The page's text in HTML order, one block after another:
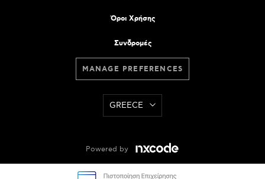
Όροι Χρήσης
Συνδρομές
MANAGE PREFERENCES
GREECE
Powered by